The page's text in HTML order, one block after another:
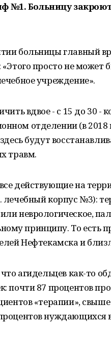
№1. Больницу
больницы главный
просто не
учреждение».
вдвое - с 15 до 30 -
отделении (в 2018
будут
травм.
действующие на
корпус №3):
неврологическое,
принципу. То есть
Нефтекамска и
агидельцев как-то
почти 87 процентов
«терапии»,